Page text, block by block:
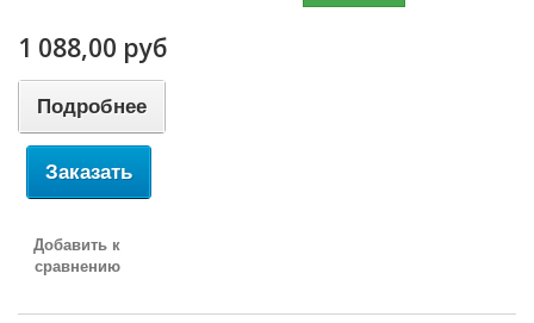
1 088,00 руб
Подробнее
Заказать
Добавить к
сравнению